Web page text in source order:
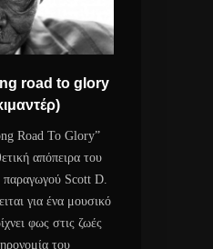
road to glory
Road To Glory”
απόπειρα του
παραγωγού Scott D.
για ένα μουσικό
φως στις ζωές
του